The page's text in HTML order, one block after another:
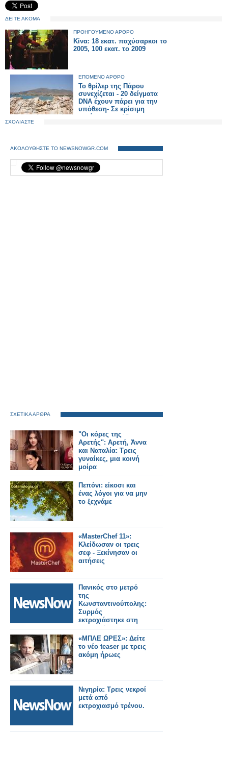
ΔΕΙΤΕ ΑΚΟΜΑ
ΠΡΟΗΓΟΥΜΕΝΟ ΑΡΘΡΟ
Κίνα: 18 εκατ. παχύσαρκοι το
2005, 100 εκατ. το 2009
ΕΠΟΜΕΝΟ ΑΡΘΡΟ
Το θρίλερ της Πάρου
συνεχίζεται - 20 δείγματα
DNA έχουν πάρει για την
υπόθεση- Σε κρίσιμη
κατάσταση η 15χρονη
ΣΧΟΛΙΑΣΤΕ
ΑΚΟΛΟΥΘΗΣΤΕ ΤΟ NEWSNOWGR.COM
ΣΧΕΤΙΚΑ ΑΡΘΡΑ
"Οι κόρες της
Αρετής": Αρετή, Άννα
και Ναταλία: Τρεις
γυναίκες, μια κοινή
μοίρα
Πεπόνι: είκοσι και
ένας λόγοι για να μην
το ξεχνάμε
«MasterChef 11»:
Κλείδωσαν οι τρεις
σεφ - Ξεκίνησαν οι
αιτήσεις
Πανικός στο μετρό
της
Κωνσταντινούπολης:
Συρμός
εκτροχιάστηκε στη
Χαλκηδόνα – Τρεις
τραυματίες.
«ΜΠΛΕ ΩΡΕΣ»: Δείτε
το νέο teaser με τρεις
ακόμη ήρωες
Νιγηρία: Τρεις νεκροί
μετά από
εκτροχιασμό τρένου.